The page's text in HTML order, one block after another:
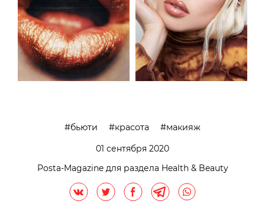
бьюти красота
макияж
01 сентября 2020
Posta-Magazine для раздела Health & Beauty